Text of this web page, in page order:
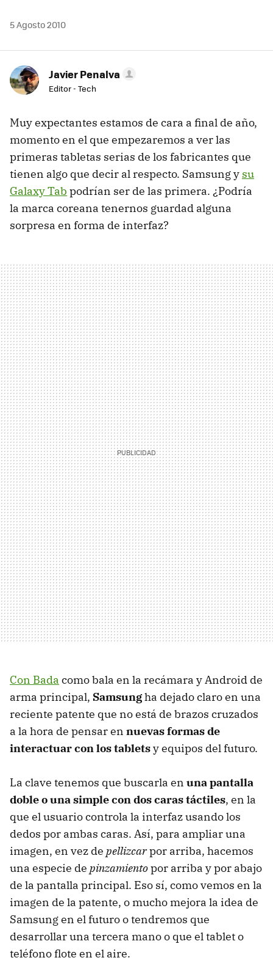
5 Agosto 2010
Javier Penalva
Editor - Tech
Muy expectantes estamos de cara a final de año,
momento en el que empezaremos a ver las
primeras tabletas serias de los fabricantes que
tienen algo que decir al respecto. Samsung y su
Galaxy Tab podrían ser de las primera. ¿Podría
la marca coreana tenernos guardad alguna
sorpresa en forma de interfaz?
Con Bada como bala en la recámara y Android de
arma principal, Samsungha dejado claro en una
reciente patente que no está de brazos cruzados
a la hora de pensar en nuevas formas de
interactuar con los tabletsy equipos del futuro.
La clave tenemos que buscarla en una pantalla
doble o una simple con dos caras táctiles, en la
que el usuario controla la interfaz usando los
dedos por ambas caras. Así, para ampliar una
imagen, en vez de pellizcarpor arriba, hacemos
una especie de pinzamientopor arriba y por abajo
de la pantalla principal. Eso sí, como vemos en la
imagen de la patente, o mucho mejora la idea de
Samsung en el futuro o tendremos que
desarrollar una tercera mano o que el tablet o
teléfono flote en el aire.